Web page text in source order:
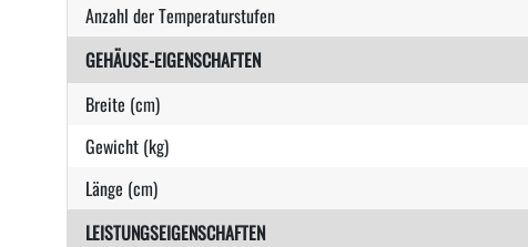
Anzahl der Temperaturstufen
GEHÄUSE-EIGENSCHAFTEN
Breite (cm)
Gewicht (kg)
Länge (cm)
LEISTUNGSEIGENSCHAFTEN